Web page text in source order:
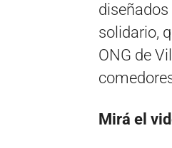
solidario,
ONG de
Mirá el